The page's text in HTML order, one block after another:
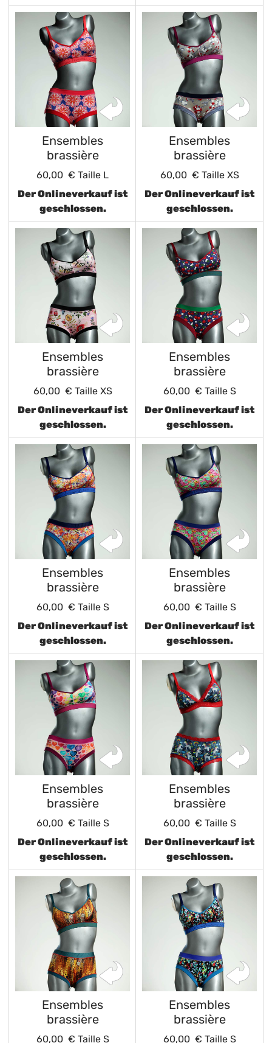
Ensembles
brassière
60,00 € Taille L
Der Onlineverkauf ist
geschlossen.
Ensembles
brassière
60,00 € Taille XS
Der Onlineverkauf ist
geschlossen.
Ensembles
brassière
60,00 € Taille XS
Der Onlineverkauf ist
geschlossen.
Ensembles
brassière
60,00 € Taille S
Der Onlineverkauf ist
geschlossen.
Ensembles
brassière
60,00 € Taille S
Der Onlineverkauf ist
geschlossen.
Ensembles
brassière
60,00 € Taille S
Der Onlineverkauf ist
geschlossen.
Ensembles
brassière
60,00 € Taille S
Der Onlineverkauf ist
geschlossen.
Ensembles
brassière
60,00 € Taille S
Der Onlineverkauf ist
geschlossen.
Ensembles
brassière
60,00 € Taille S
Ensembles
brassière
60,00 € Taille S